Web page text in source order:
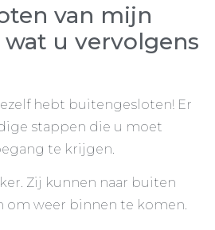
van mijn
u vervolgens
hebt buitengesloten! Er
stappen die u moet
te krijgen.
Zij kunnen naar buiten
om weer binnen te komen.